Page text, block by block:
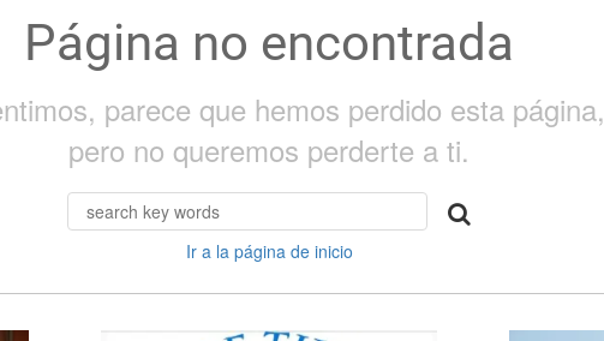
Página no encontrada
parece que hemos perdido esta página,
pero no queremos perderte a ti.
Ir a la página de inicio